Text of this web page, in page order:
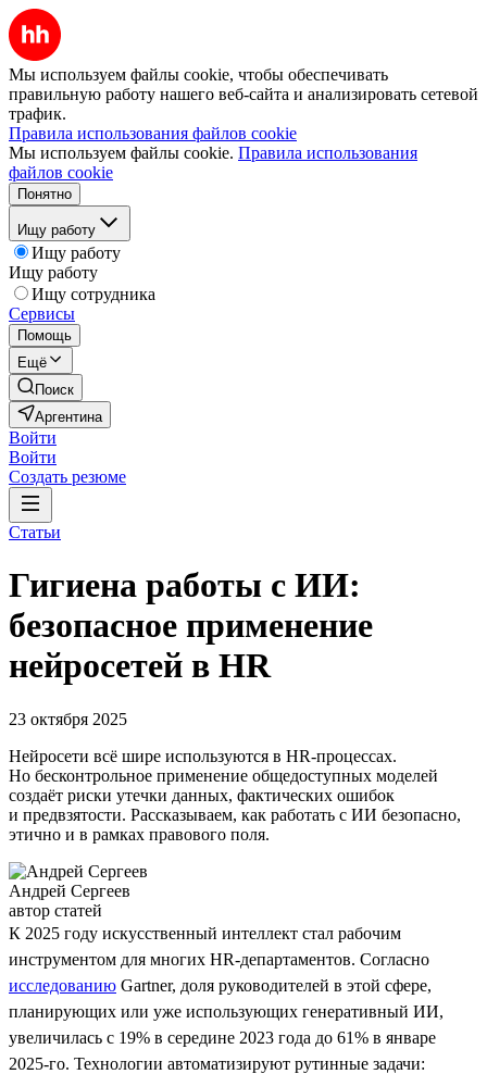
Мы используем файлы cookie, чтобы обеспечивать
правильную работу нашего веб-сайта и анализировать сетевой
трафик.
Правила использования файлов cookie
Мы используем файлы cookie. Правила использования
файлов cookie
Понятно
Ищу работу
Ищу работу
Ищу работу
Ищу сотрудника
Сервисы
Помощь
Ещё
Поиск
Аргентина
Войти
Войти
Создать резюме
Статьи
Гигиена работы с ИИ:
безопасное применение
нейросетей в HR
23 октября 2025
Нейросети всё шире используются в HR-процессах.
Но бесконтрольное применение общедоступных моделей
создаёт риски утечки данных, фактических ошибок
и предвзятости. Рассказываем, как работать с ИИ безопасно,
этично и в рамках правового поля.
Андрей Сергеев
автор статей
К 2025 году искусственный интеллект стал рабочим
инструментом для многих HR-департаментов. Согласно
исследованию Gartner, доля руководителей в этой сфере,
планирующих или уже использующих генеративный ИИ,
увеличилась с 19% в середине 2023 года до 61% в январе
2025-го. Технологии автоматизируют рутинные задачи: